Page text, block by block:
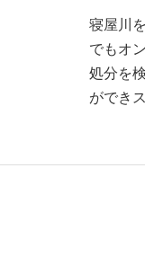
寝屋川
でもオ
処分を
ができ